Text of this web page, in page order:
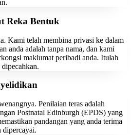
Reka Bentuk
Kami telah membina privasi ke dalam
anda adalah tanpa nama, dan kami
maklumat peribadi anda. Itulah
Penilaian teras adalah
Postnatal Edinburgh (EPDS) yang
pandangan yang anda terima
dipercayai.